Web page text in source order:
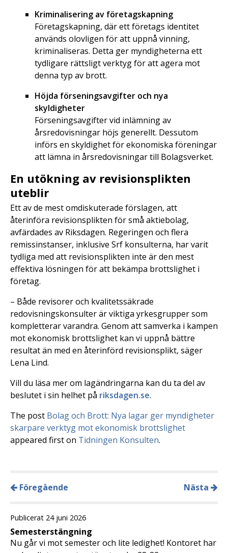
Kriminalisering av företagskapning
Företagskapning, där ett företags identitet
används olovligen för att uppnå vinning,
kriminaliseras. Detta ger myndigheterna ett
tydligare rättsligt verktyg för att agera mot
denna typ av brott.
Höjda förseningsavgifter och nya
skyldigheter
Förseningsavgifter vid inlämning av
årsredovisningar höjs generellt. Dessutom
införs en skyldighet för ekonomiska föreningar
att lämna in årsredovisningar till Bolagsverket.
En utökning av revisionsplikten
uteblir
Ett av de mest omdiskuterade förslagen, att
återinföra revisionsplikten för små aktiebolag,
avfärdades av Riksdagen. Regeringen och flera
remissinstanser, inklusive Srf konsulterna, har varit
tydliga med att revisionsplikten inte är den mest
effektiva lösningen för att bekämpa brottslighet i
företag.
– Både revisorer och kvalitetssäkrade
redovisningskonsulter är viktiga yrkesgrupper som
kompletterar varandra. Genom att samverka i kampen
mot ekonomisk brottslighet kan vi uppnå bättre
resultat än med en återinförd revisionsplikt, säger
Lena Lind.
Vill du läsa mer om lagändringarna kan du ta del av
beslutet i sin helhet på riksdagen.se.
The post Bolag och Brott: Nya lagar ger myndigheter
skarpare verktyg mot ekonomisk brottslighet
appeared first on Tidningen Konsulten.
Föregående Nästa
Publicerat 24 juni 2026
Semesterstängning
Nu går vi mot semester och lite ledighet! Kontoret har